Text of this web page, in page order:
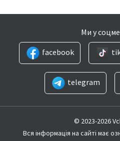
Ми у
facebook
telegram
© 2023-2026
Вся інформація на сайті має